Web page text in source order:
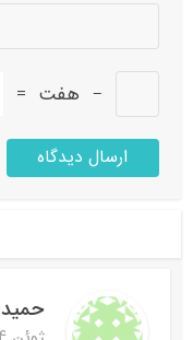
− هفت =
حمید